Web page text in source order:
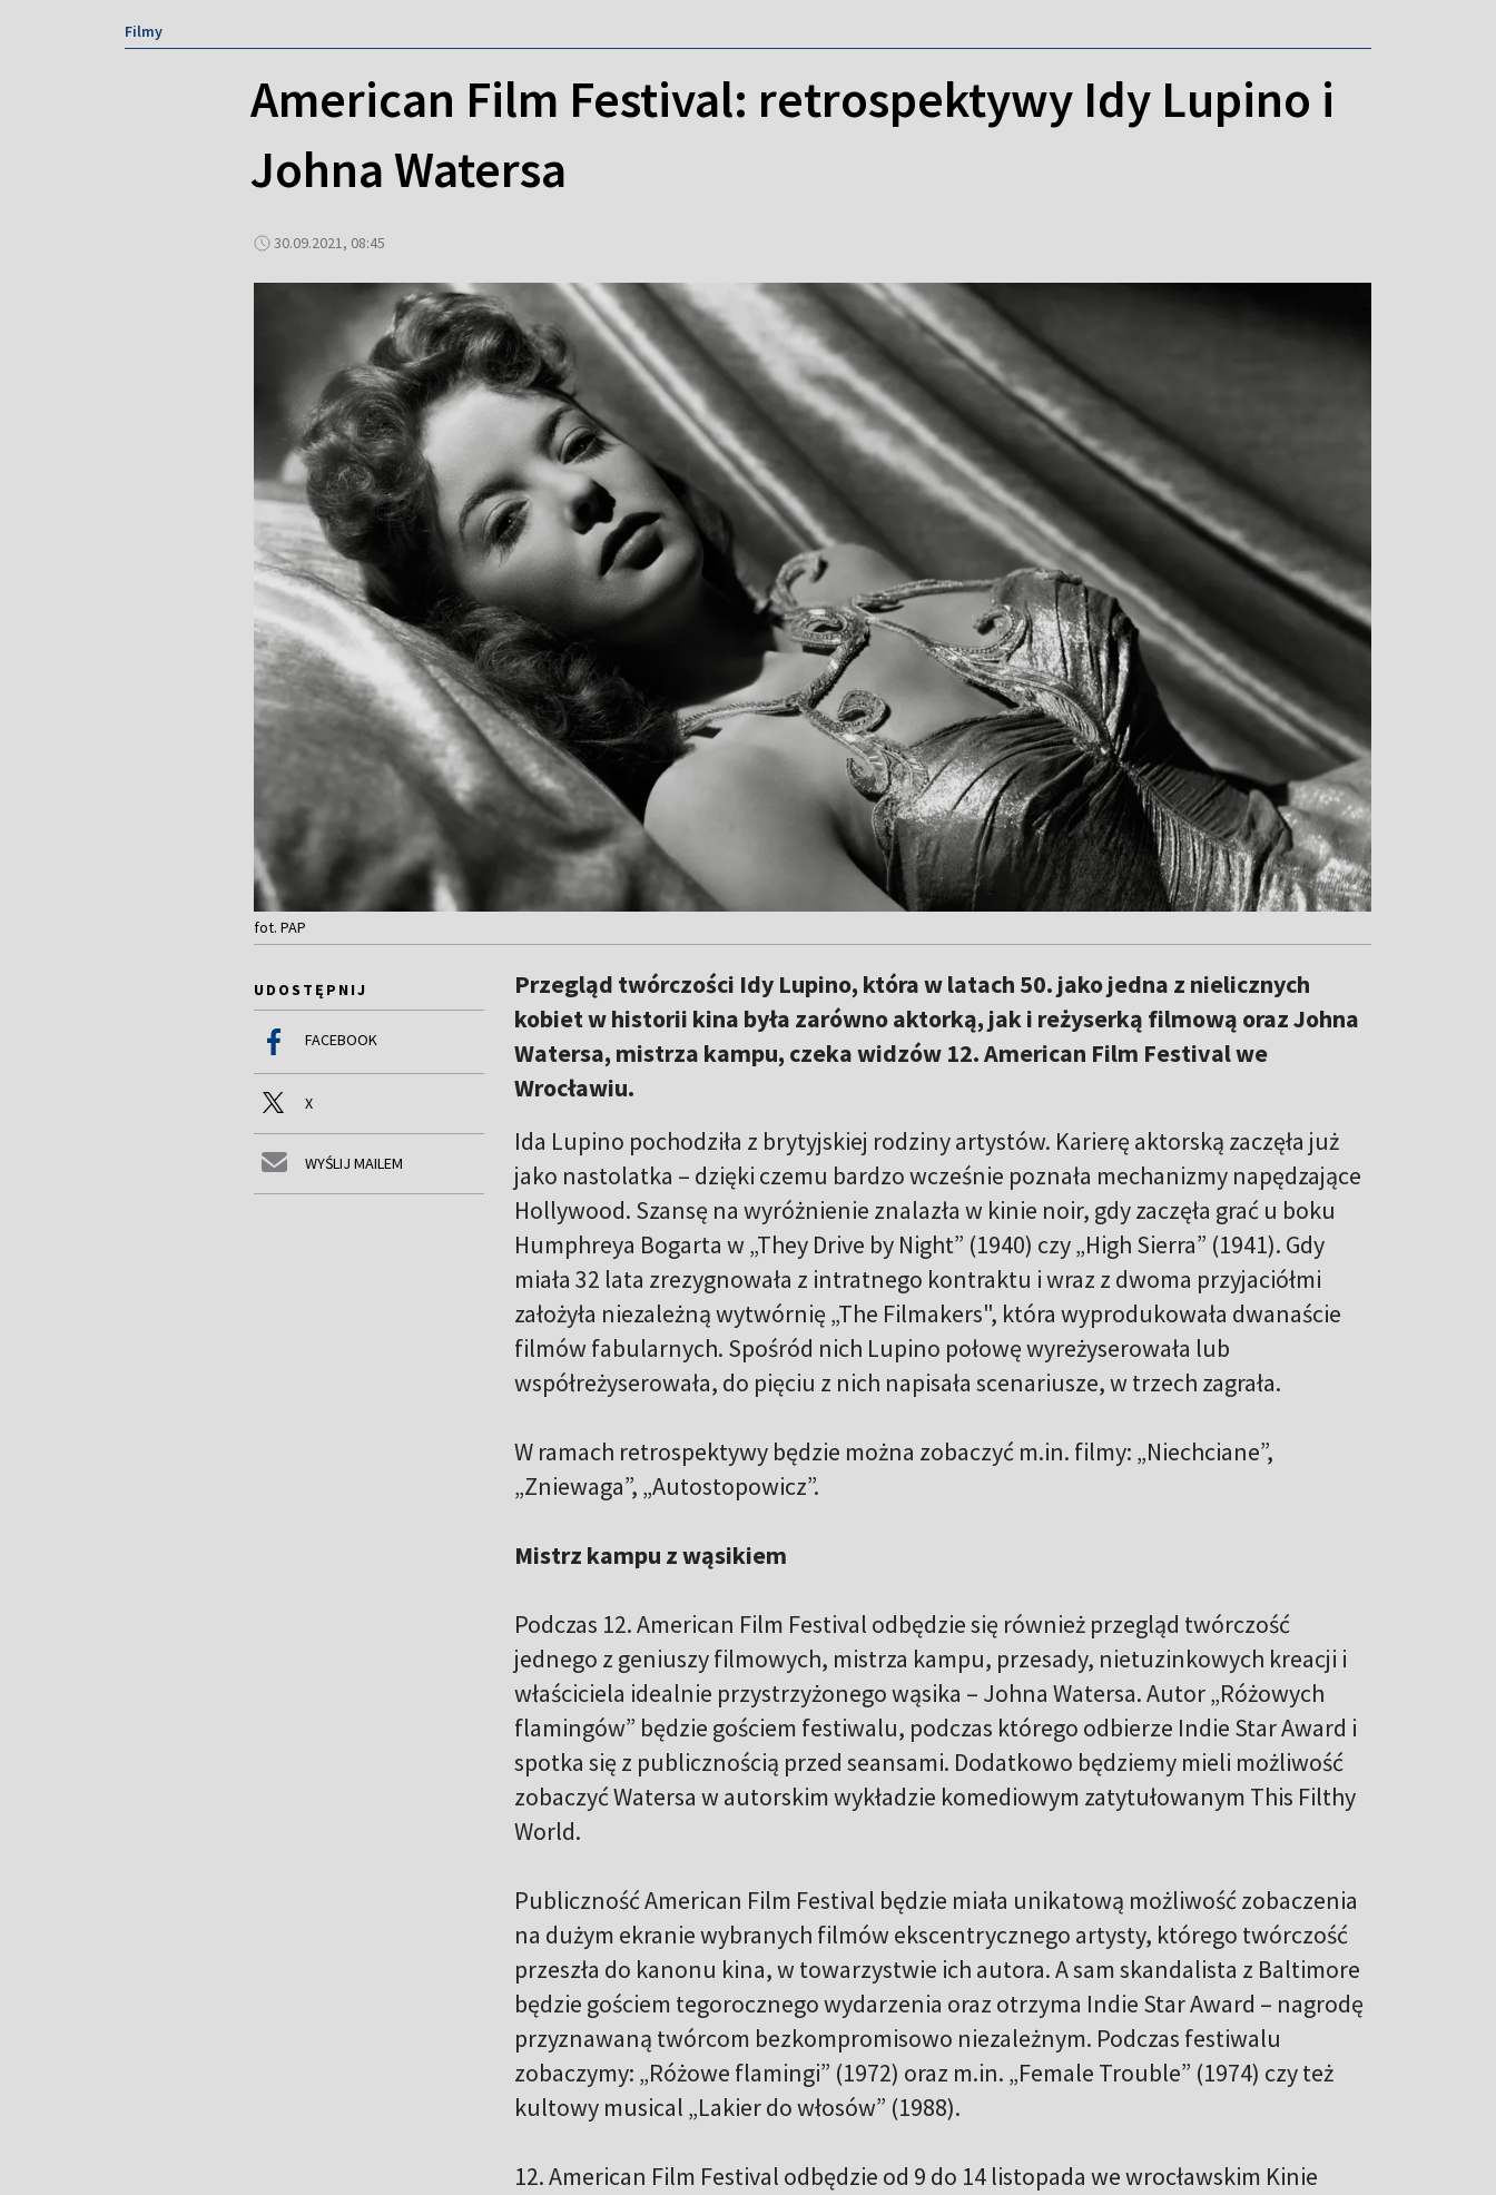
Filmy
American Film Festival: retrospektywy Idy Lupino i
Johna Watersa
30.09.2021, 08:45
fot. PAP
UDOSTĘPNIJ
FACEBOOK
X
WYŚLIJ MAILEM
Przegląd twórczości Idy Lupino, która w latach 50. jako jedna z nielicznych
kobiet w historii kina była zarówno aktorką, jak i reżyserką filmową oraz Johna
Watersa, mistrza kampu, czeka widzów 12. American Film Festival we
Wrocławiu.
Ida Lupino pochodziła z brytyjskiej rodziny artystów. Karierę aktorską zaczęła już
jako nastolatka – dzięki czemu bardzo wcześnie poznała mechanizmy napędzające
Hollywood. Szansę na wyróżnienie znalazła w kinie noir, gdy zaczęła grać u boku
Humphreya Bogarta w „They Drive by Night” (1940) czy „High Sierra” (1941). Gdy
miała 32 lata zrezygnowała z intratnego kontraktu i wraz z dwoma przyjaciółmi
założyła niezależną wytwórnię „The Filmakers", która wyprodukowała dwanaście
filmów fabularnych. Spośród nich Lupino połowę wyreżyserowała lub
współreżyserowała, do pięciu z nich napisała scenariusze, w trzech zagrała.
W ramach retrospektywy będzie można zobaczyć m.in. filmy: „Niechciane”,
„Zniewaga”, „Autostopowicz”.
Mistrz kampu z wąsikiem
Podczas 12. American Film Festival odbędzie się również przegląd twórczość
jednego z geniuszy filmowych, mistrza kampu, przesady, nietuzinkowych kreacji i
właściciela idealnie przystrzyżonego wąsika – Johna Watersa. Autor „Różowych
flamingów” będzie gościem festiwalu, podczas którego odbierze Indie Star Award i
spotka się z publicznością przed seansami. Dodatkowo będziemy mieli możliwość
zobaczyć Watersa w autorskim wykładzie komediowym zatytułowanym This Filthy
World.
Publiczność American Film Festival będzie miała unikatową możliwość zobaczenia
na dużym ekranie wybranych filmów ekscentrycznego artysty, którego twórczość
przeszła do kanonu kina, w towarzystwie ich autora. A sam skandalista z Baltimore
będzie gościem tegorocznego wydarzenia oraz otrzyma Indie Star Award – nagrodę
przyznawaną twórcom bezkompromisowo niezależnym. Podczas festiwalu
zobaczymy: „Różowe flamingi” (1972) oraz m.in. „Female Trouble” (1974) czy też
kultowy musical „Lakier do włosów” (1988).
12. American Film Festival odbędzie od 9 do 14 listopada we wrocławskim Kinie